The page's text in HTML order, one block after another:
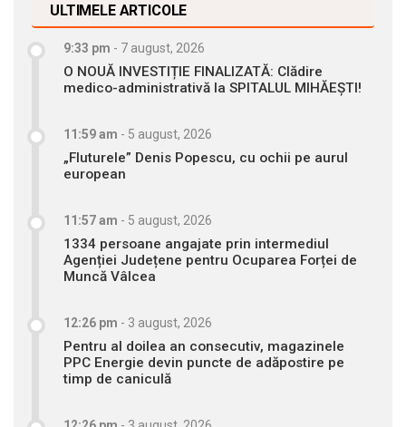
ULTIMELE ARTICOLE
9:33 pm - 7 august, 2026
O NOUĂ INVESTIȚIE FINALIZATĂ: Clădire
medico-administrativă la SPITALUL MIHĂEȘTI!
11:59 am - 5 august, 2026
„Fluturele” Denis Popescu, cu ochii pe aurul
european
11:57 am - 5 august, 2026
1334 persoane angajate prin intermediul
Agenției Județene pentru Ocuparea Forței de
Muncă Vâlcea
12:26 pm - 3 august, 2026
Pentru al doilea an consecutiv, magazinele
PPC Energie devin puncte de adăpostire pe
timp de caniculă